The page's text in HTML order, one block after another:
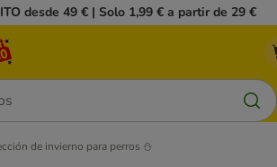
desde 49 € | Solo 1,99 € a partir de 29 €
de invierno para perros ⛄